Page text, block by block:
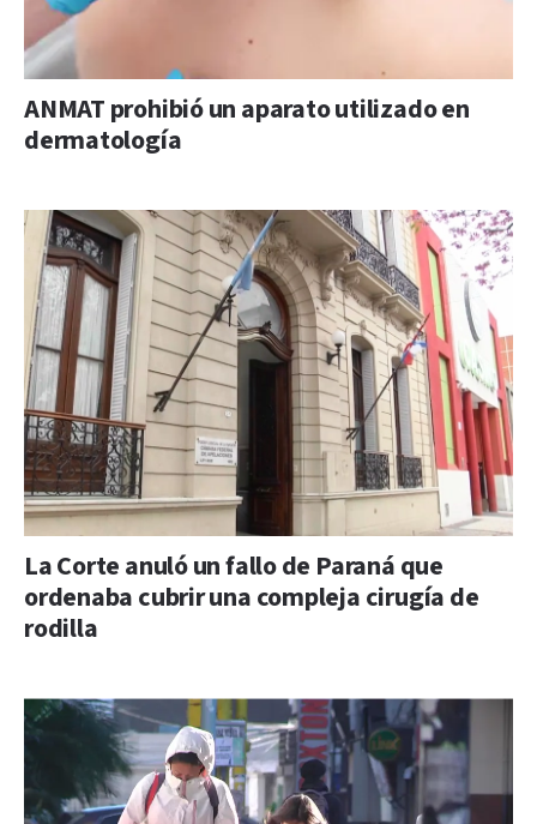
ANMAT prohibió un aparato utilizado en
dermatología
La Corte anuló un fallo de Paraná que
ordenaba cubrir una compleja cirugía de
rodilla